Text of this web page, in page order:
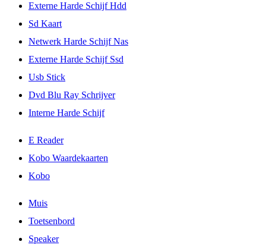
Externe Harde Schijf Hdd
Sd Kaart
Netwerk Harde Schijf Nas
Externe Harde Schijf Ssd
Usb Stick
Dvd Blu Ray Schrijver
Interne Harde Schijf
E Reader
Kobo Waardekaarten
Kobo
Muis
Toetsenbord
Speaker